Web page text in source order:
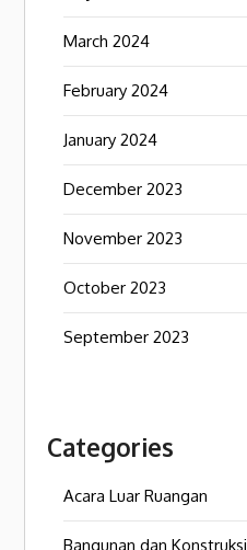
March 2024
February 2024
January 2024
December 2023
November 2023
October 2023
September 2023
Categories
Acara Luar Ruangan
Bangunan dan Konstruksi